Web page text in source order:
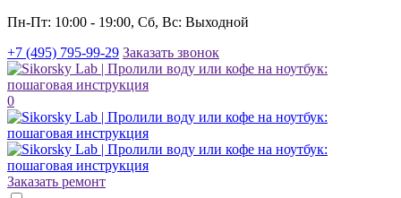
Пн-Пт: 10:00 - 19:00, Сб, Вс: Выходной
+7 (495) 795-99-29 Заказать звонок
0
Заказать ремонт